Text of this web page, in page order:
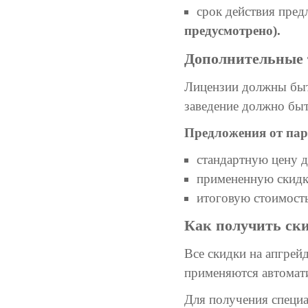
срок действия
предусмотрено).
Дополнительные
Лицензии должны
заведение должно
Предложения от
стандартную цену
примененную
итоговую
Как получить
Все скидки на
применяются
Для получения